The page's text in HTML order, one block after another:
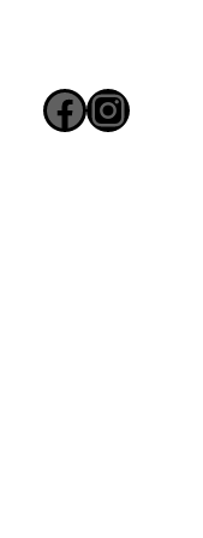
Facebook Instagram